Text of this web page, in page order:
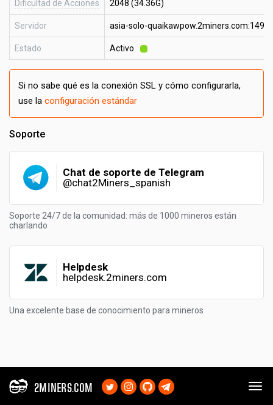
Dificultad de Acciones 2048 (34.36G)
Servidor asia-solo-
Estado Activo
Si no sabe qué es la conexión SSL y cómo configurarla,
use la configuración estándar
Soporte
Chat de soporte de Telegram
@chat2Miners_spanish
Soporte 24/7 de la comunidad: más de 1000 mineros están
charlando
Helpdesk
helpdesk.2miners.com
Una excelente base de conocimiento para mineros
2MINERS.COM